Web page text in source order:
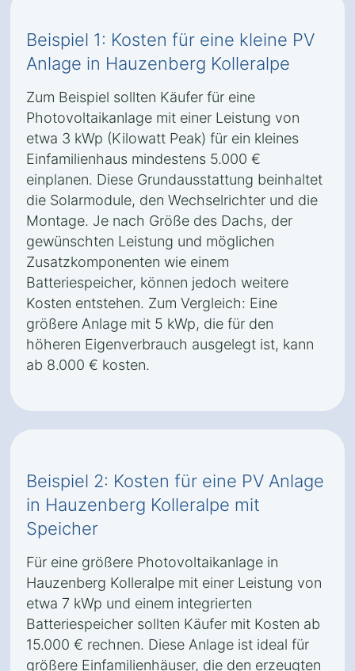
Beispiel 1: Kosten für eine kleine PV
Anlage in Hauzenberg Kolleralpe
Zum Beispiel sollten Käufer für eine
Photovoltaikanlage mit einer Leistung von
etwa 3 kWp (Kilowatt Peak) für ein kleines
Einfamilienhaus mindestens 5.000 €
einplanen. Diese Grundausstattung beinhaltet
die Solarmodule, den Wechselrichter und die
Montage. Je nach Größe des Dachs, der
gewünschten Leistung und möglichen
Zusatzkomponenten wie einem
Batteriespeicher, können jedoch weitere
Kosten entstehen. Zum Vergleich: Eine
größere Anlage mit 5 kWp, die für den
höheren Eigenverbrauch ausgelegt ist, kann
ab 8.000 € kosten.
Beispiel 2: Kosten für eine PV Anlage
in Hauzenberg Kolleralpe mit
Speicher
Für eine größere Photovoltaikanlage in
Hauzenberg Kolleralpe mit einer Leistung von
etwa 7 kWp und einem integrierten
Batteriespeicher sollten Käufer mit Kosten ab
15.000 € rechnen. Diese Anlage ist ideal für
größere Einfamilienhäuser, die den erzeugten